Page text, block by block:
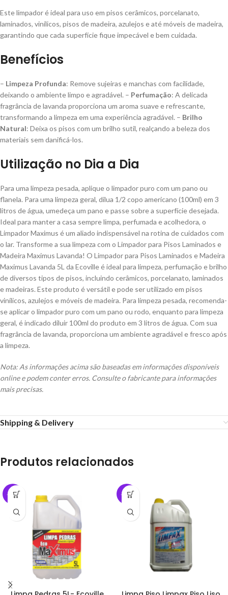
Este limpador é ideal para uso em pisos cerâmicos, porcelanato,
laminados, vinílicos, pisos de madeira, azulejos e até móveis de madeira,
garantindo que cada superfície fique impecável e bem cuidada.
Benefícios
– Limpeza Profunda: Remove sujeiras e manchas com facilidade,
deixando o ambiente limpo e agradável. – Perfumação: A delicada
fragrância de lavanda proporciona um aroma suave e refrescante,
transformando a limpeza em uma experiência agradável. – Brilho
Natural: Deixa os pisos com um brilho sutil, realçando a beleza dos
materiais sem danificá-los.
Utilização no Dia a Dia
Para uma limpeza pesada, aplique o limpador puro com um pano ou
flanela. Para uma limpeza geral, dilua 1/2 copo americano (100ml) em 3
litros de água, umedeça um pano e passe sobre a superfície desejada.
Ideal para manter a casa sempre limpa, perfumada e acolhedora, o
Limpador Maximus é um aliado indispensável na rotina de cuidados com
o lar. Transforme a sua limpeza com o Limpador para Pisos Laminados e
Madeira Maximus Lavanda! O Limpador para Pisos Laminados e Madeira
Maximus Lavanda 5L da Ecoville é ideal para limpeza, perfumação e brilho
de diversos tipos de pisos, incluindo cerâmicos, porcelanato, laminados
e madeiras. Este produto é versátil e pode ser utilizado em pisos
vinílicos, azulejos e móveis de madeira. Para limpeza pesada, recomenda-
se aplicar o limpador puro com um pano ou rodo, enquanto para limpeza
geral, é indicado diluir 100ml do produto em 3 litros de água. Com sua
fragrância de lavanda, proporciona um ambiente agradável e fresco após
a limpeza.
Nota: As informações acima são baseadas em informações disponíveis
online e podem conter erros. Consulte o fabricante para informações
mais precisas.
Shipping & Delivery
Produtos relacionados
-40% -39%